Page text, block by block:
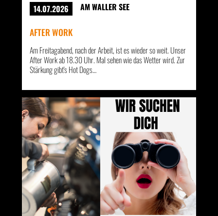
14.07.2026 AM WALLER SEE
AFTER WORK
Am Freitagabend, nach der Arbeit, ist es wieder so weit. Unser
After Work ab 18.30 Uhr. Mal sehen wie das Wetter wird. Zur
Stärkung gibt's Hot Dogs…